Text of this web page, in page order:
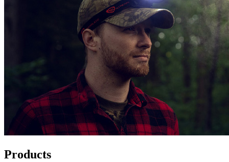
Products